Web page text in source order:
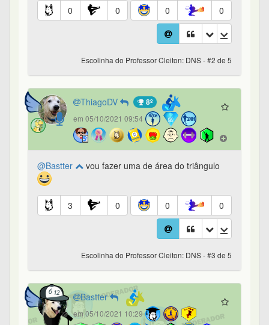
0 0 0 0
Escolinha do Professor Cleiton: DNS - #2 de 5
ThiagoDV 8º
em 05/10/2021 09:54
@Bastter vou fazer uma de área do triângulo
3 0 0 0
Escolinha do Professor Cleiton: DNS - #3 de 5
Bastter
em 05/10/2021 10:29